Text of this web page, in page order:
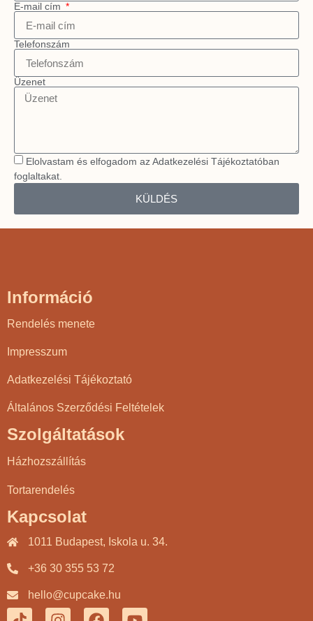
E-mail cím
Telefonszám
Üzenet
Elolvastam és elfogadom az Adatkezelési Tájékoztatóban
foglaltakat.
KÜLDÉS
Információ
Rendelés menete
Impresszum
Adatkezelési Tájékoztató
Általános Szerződési Feltételek
Szolgáltatások
Házhozszállítás
Tortarendelés
Kapcsolat
1011 Budapest, Iskola u. 34.
+36 30 355 53 72
hello@cupcake.hu